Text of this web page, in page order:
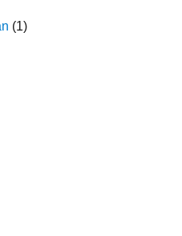
(1)